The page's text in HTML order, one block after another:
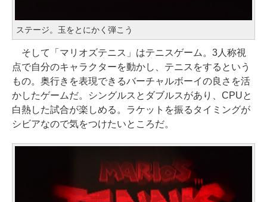
ステージ。玉をとにかく弾こう
そして「マリオズテニス」はテニスゲーム。3人称視
点で自分のキャラクターを動かし、テニスをするという
もの。奥行きを表現できるバーチャルボーイの良さを活
かしたゲームだ。シングルスとダブルスがあり、CPUと
白熱した試合が楽しめる。ラケットを振るタイミングが
シビアなので気をつけたいところだ。